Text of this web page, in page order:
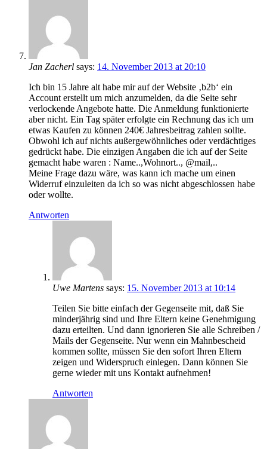
Jan Zacherl says: 14. November 2013 at 20:10
Ich bin 15 Jahre alt habe mir auf der Website ‚b2b‘ ein
Account erstellt um mich anzumelden, da die Seite sehr
verlockende Angebote hatte. Die Anmeldung funktionierte
aber nicht. Ein Tag später erfolgte ein Rechnung das ich um
etwas Kaufen zu können 240€ Jahresbeitrag zahlen sollte.
Obwohl ich auf nichts außergewöhnliches oder verdächtiges
gedrückt habe. Die einzigen Angaben die ich auf der Seite
gemacht habe waren : Name..,Wohnort.., @mail,..
Meine Frage dazu wäre, was kann ich mache um einen
Widerruf einzuleiten da ich so was nicht abgeschlossen habe
oder wollte.
Antworten
Uwe Martens says: 15. November 2013 at 10:14
Teilen Sie bitte einfach der Gegenseite mit, daß Sie
minderjährig sind und Ihre Eltern keine Genehmigung
dazu erteilten. Und dann ignorieren Sie alle Schreiben /
Mails der Gegenseite. Nur wenn ein Mahnbescheid
kommen sollte, müssen Sie den sofort Ihren Eltern
zeigen und Widerspruch einlegen. Dann können Sie
gerne wieder mit uns Kontakt aufnehmen!
Antworten